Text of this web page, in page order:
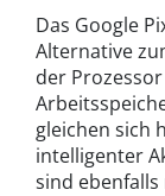
Das Google
Alternative
der
gleichen sich
intelligenter
sind